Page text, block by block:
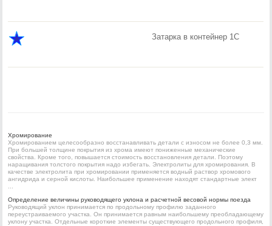
Затарка в контейнер 1С
Хромирование
Хромированием целесообразно восстанавливать детали с износом не более 0,3 мм.
При большей толщине покрытия из хрома имеют пониженные механические
свойства. Кроме того, повышается стоимость восстановления детали. Поэтому
наращивания толстого покрытия надо избегать. Электролиты для хромирования. В
качестве электролита при хромировании применяется водный раствор хромового
ангидрида и серной кислоты. Наибольшее применение находят стандартные элект
Определение величины руководящего уклона и расчетной весовой нормы поезда
Руководящий уклон принимается по продольному профилю заданного
переустраиваемого участка. Он принимается равным наибольшему преобладающему
уклону участка. Отдельные короткие элементы существующего продольного профиля,